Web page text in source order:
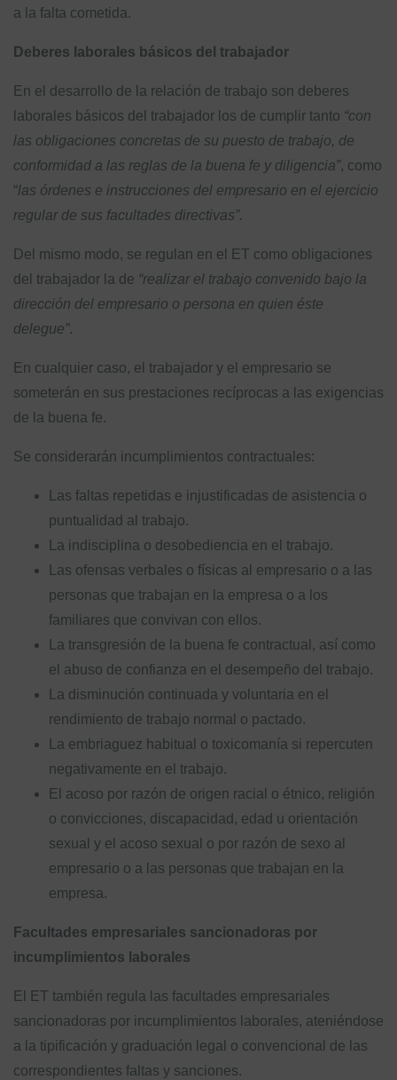
a la falta cometida.
Deberes laborales básicos del trabajador
En el desarrollo de la relación de trabajo son deberes
laborales básicos del trabajador los de cumplir tanto “con
las obligaciones concretas de su puesto de trabajo, de
conformidad a las reglas de la buena fe y diligencia”, como
“las órdenes e instrucciones del empresario en el ejercicio
regular de sus facultades directivas”.
Del mismo modo, se regulan en el ET como obligaciones
del trabajador la de “realizar el trabajo convenido bajo la
dirección del empresario o persona en quien éste
delegue”.
En cualquier caso, el trabajador y el empresario se
someterán en sus prestaciones recíprocas a las exigencias
de la buena fe.
Se considerarán incumplimientos contractuales:
Las faltas repetidas e injustificadas de asistencia o
puntualidad al trabajo.
La indisciplina o desobediencia en el trabajo.
Las ofensas verbales o físicas al empresario o a las
personas que trabajan en la empresa o a los
familiares que convivan con ellos.
La transgresión de la buena fe contractual, así como
el abuso de confianza en el desempeño del trabajo.
La disminución continuada y voluntaria en el
rendimiento de trabajo normal o pactado.
La embriaguez habitual o toxicomanía si repercuten
negativamente en el trabajo.
El acoso por razón de origen racial o étnico, religión
o convicciones, discapacidad, edad u orientación
sexual y el acoso sexual o por razón de sexo al
empresario o a las personas que trabajan en la
empresa.
Facultades empresariales sancionadoras por
incumplimientos laborales
El ET también regula las facultades empresariales
sancionadoras por incumplimientos laborales, ateniéndose
a la tipificación y graduación legal o convencional de las
correspondientes faltas y sanciones.